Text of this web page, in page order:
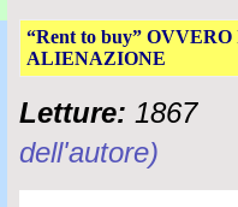
“Rent to buy”
ALIENAZIONE
Letture: 1867
dell'autore)